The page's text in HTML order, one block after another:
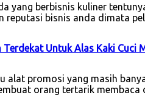
yang berbisnis kuliner
reputasi bisnis anda dimata
Terdekat Untuk Alas Kaki Cuci
alat promosi yang masih
orang tertarik membaca